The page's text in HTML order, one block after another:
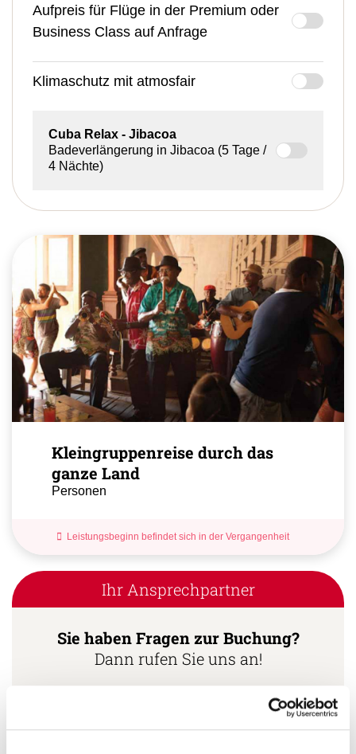
Aufpreis für Flüge in der Premium oder
Business Class auf Anfrage
Klimaschutz mit atmosfair
Cuba Relax - Jibacoa
Badeverlängerung in Jibacoa (5 Tage /
4 Nächte)
Kleingruppenreise durch das
ganze Land
Personen
Leistungsbeginn befindet sich in der Vergangenheit
Ihr Ansprechpartner
Sie haben Fragen zur Buchung?
Dann rufen Sie uns an!
Lukas Hagner